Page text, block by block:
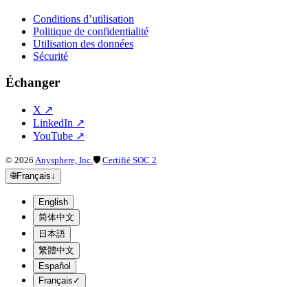
Conditions d’utilisation
Politique de confidentialité
Utilisation des données
Sécurité
Échanger
X ↗
LinkedIn ↗
YouTube ↗
© 2026 Anysphere, Inc. 🛡 Certifié SOC 2
🌐Français↓
English
简体中文
日本語
繁體中文
Español
Français ✓